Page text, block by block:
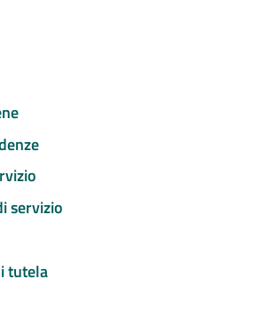
servizio
tutela